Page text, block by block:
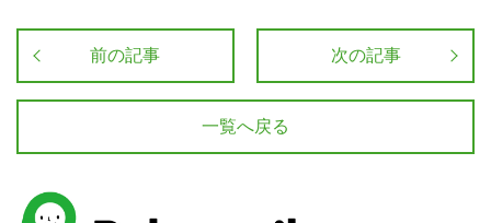
前の記事 次の記事
一覧へ戻る